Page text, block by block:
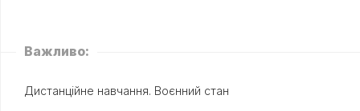
Важливо:
Дистанційне навчання. Воєнний стан